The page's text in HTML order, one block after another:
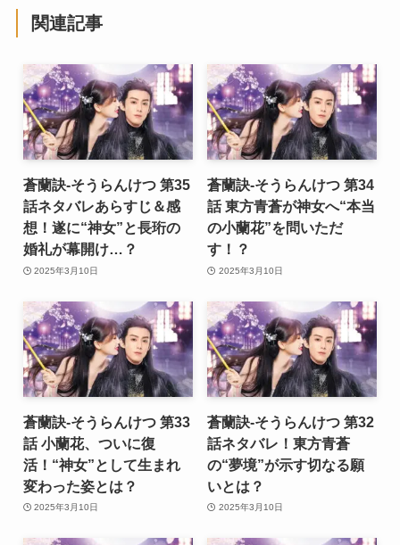
関連記事
蒼蘭訣-そうらんけつ 第35
話ネタバレあらすじ＆感
想！遂に“神女”と長珩の
婚礼が幕開け…？
2025年3月10日
蒼蘭訣-そうらんけつ 第34
話 東方青蒼が神女へ“本当
の小蘭花”を問いただ
す！？
2025年3月10日
蒼蘭訣-そうらんけつ 第33
話 小蘭花、ついに復
活！“神女”として生まれ
変わった姿とは？
2025年3月10日
蒼蘭訣-そうらんけつ 第32
話ネタバレ！東方青蒼
の“夢境”が示す切なる願
いとは？
2025年3月10日